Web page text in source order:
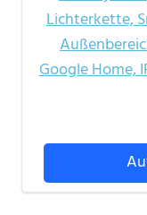
Lichterkette,
Google Home,